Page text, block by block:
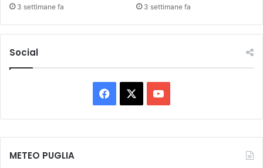
a
i
e
n
e
g
i
t
3 settimane fa 3 settimane fa
Social
a
c
o
u
METEO PUGLIA